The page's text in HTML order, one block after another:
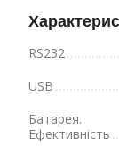
RS232
USB
Батарея.
Ефективність